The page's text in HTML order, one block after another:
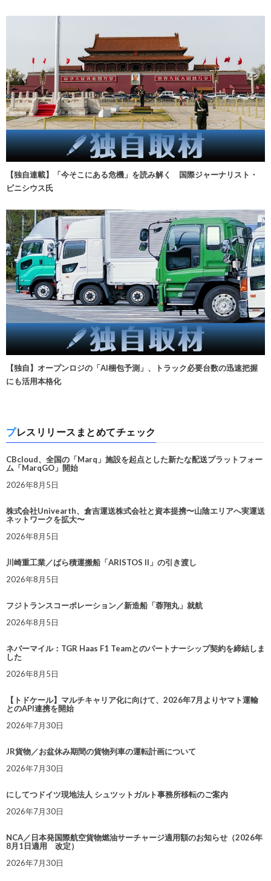
【独自連載】「今そこにある危機」を読み解く 国際ジャーナリスト・
ビニシウス氏
【独自】オープンロジの「AI梱包予測」、トラック必要台数の迅速把握
にも活用本格化
プレスリリースまとめてチェック
CBcloud、全国の「Marq」施設を起点とした新たな配送プラットフォー
ム「MarqGO」開始
2026年8月5日
株式会社Univearth、倉吉運送株式会社と資本提携〜山陰エリアへ実運送
ネットワークを拡大〜
2026年8月5日
川崎重工業／ばら積運搬船「ARISTOS II」の引き渡し
2026年8月5日
フジトランスコーポレーション／新造船「蓉翔丸」就航
2026年8月5日
ネバーマイル：TGR Haas F1 Teamとのパートナーシップ契約を締結しま
した
2026年8月5日
【トドケール】マルチキャリア化に向けて、2026年7月よりヤマト運輸
とのAPI連携を開始
2026年7月30日
JR貨物／お盆休み期間の貨物列車の運転計画について
2026年7月30日
にしてつドイツ現地法人 シュツットガルト事務所移転のご案内
2026年7月30日
NCA／日本発国際航空貨物燃油サーチャージ適用額のお知らせ（2026年
8月1日適用 改定）
2026年7月30日